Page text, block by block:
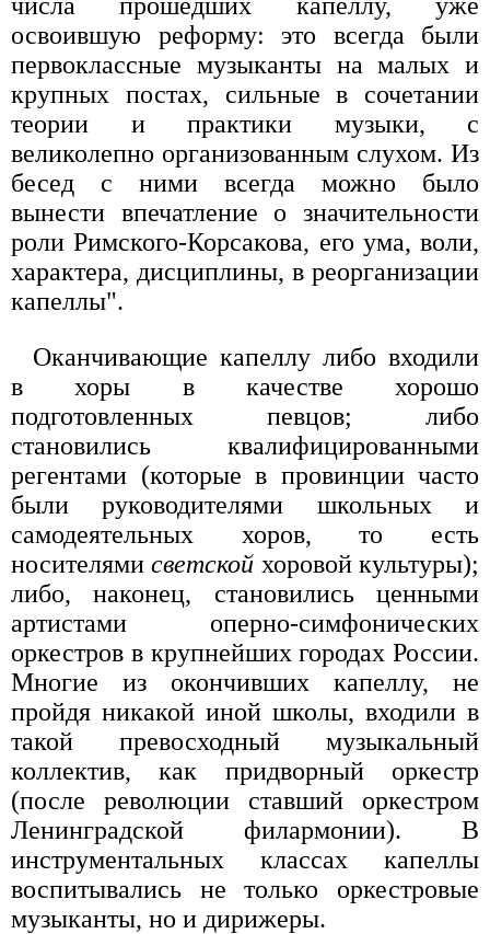
освоившую реформу: это всегда были
первоклассные музыканты на малых и
крупных постах, сильные в сочетании
теории и практики музыки, с
великолепно организованным слухом. Из
бесед с ними всегда можно было
вынести впечатление о значительности
роли Римского-Корсакова, его ума, воли,
характера, дисциплины, в реорганизации
капеллы".
Оканчивающие капеллу либо входили
в хоры в качестве хорошо
подготовленных певцов; либо
становились квалифицированными
регентами (которые в провинции часто
были руководителями школьных и
самодеятельных хоров, то есть
носителямисветской хоровой культуры);
либо, наконец, становились ценными
артистами оперно-симфонических
оркестров в крупнейших городах России.
Многие из окончивших капеллу, не
пройдя никакой иной школы, входили в
такой превосходный музыкальный
коллектив, как придворный оркестр
(после революции ставший оркестром
Ленинградской филармонии). В
инструментальных классах капеллы
воспитывались не только оркестровые
музыканты, но и дирижеры.